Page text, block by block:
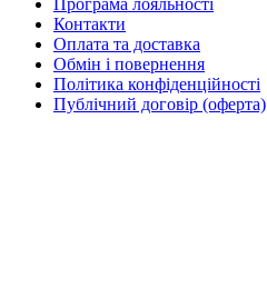
Програма лояльності
Контакти
Оплата та доставка
Обмін і повернення
Політика конфіденційності
Публічний договір (оферта)